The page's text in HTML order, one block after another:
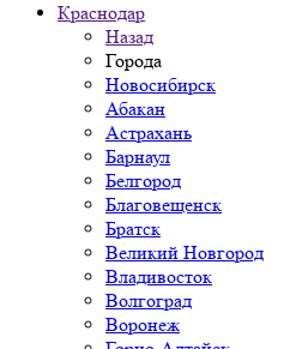
Краснодар
Назад
Города
Новосибирск
Абакан
Астрахань
Барнаул
Белгород
Благовещенск
Братск
Великий Новгород
Владивосток
Волгоград
Воронеж